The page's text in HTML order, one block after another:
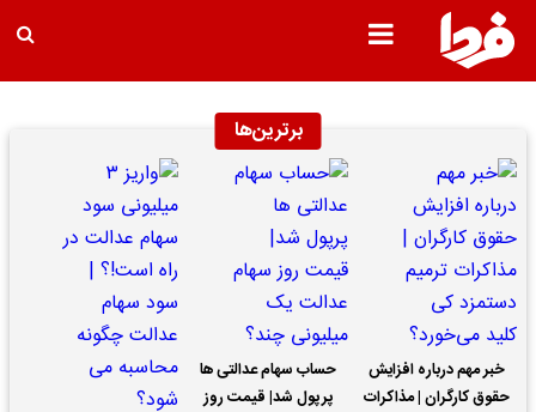
برترین‌ها
خبر مهم درباره افزایش
حقوق کارگران | مذاکرات
حساب سهام عدالتی ها
پرپول شد| قیمت روز